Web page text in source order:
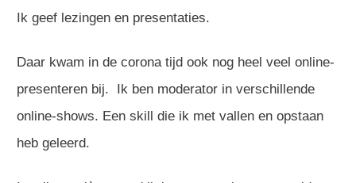
Ik geef lezingen en presentaties.
Daar kwam in de corona tijd ook nog heel veel online-
presenteren bij. Ik ben moderator in verschillende
online-shows. Een skill die ik met vallen en opstaan
heb geleerd.